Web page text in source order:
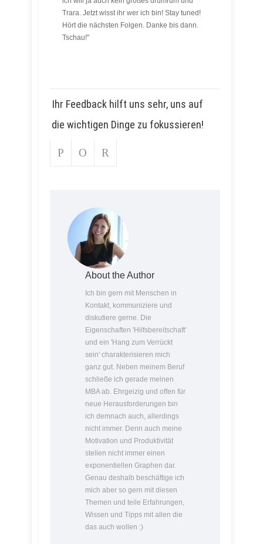
Trara. Jetzt wisst ihr wer ich bin! Stay tuned!
Hört die nächsten Folgen. Danke bis dann.
Tschau!"
Ihr Feedback hilft uns sehr, uns auf
die wichtigen Dinge zu fokussieren!
About the Author
Ich bin gern mit Menschen in
Kontakt, kommuniziere und
diskutiere gerne. Die
Eigenschaften 'Hilfsbereitschaft'
und ein 'Hang zum Verrückt
sein' charakterisieren mich
ganz gut. Neben meinem Beruf
schließe ich gerade meinen
MBA ab. Ehrgeizig und offen für
neue Herausforderungen bin
ich demnach auch, allerdings
nicht immer. Denn auch meine
Motivation und Produktivität
stellen nicht immer einen
exponentiellen Graphen dar.
Genau deshalb beschäftige ich
mich aber so gern mit diesen
Themen und teile Erfahrungen,
Wissen und Tipps mit allen die
das auch wollen :)